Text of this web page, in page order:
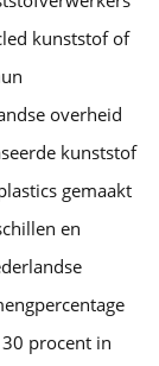
kunststof of
overheid
kunststof
gemaakt
en
procent in